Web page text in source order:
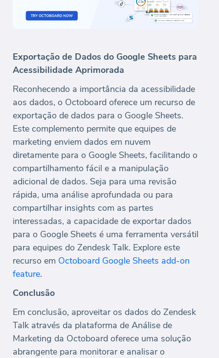
Exportação de Dados do Google Sheets para
Acessibilidade Aprimorada
Reconhecendo a importância da acessibilidade
aos dados, o Octoboard oferece um recurso de
exportação de dados para o Google Sheets.
Este complemento permite que equipes de
marketing enviem dados em nuvem
diretamente para o Google Sheets, facilitando o
compartilhamento fácil e a manipulação
adicional de dados. Seja para uma revisão
rápida, uma análise aprofundada ou para
compartilhar insights com as partes
interessadas, a capacidade de exportar dados
para o Google Sheets é uma ferramenta versátil
para equipes do Zendesk Talk. Explore este
recurso em Octoboard Google Sheets add-on
feature.
Conclusão
Em conclusão, aproveitar os dados do Zendesk
Talk através da plataforma de Análise de
Marketing da Octoboard oferece uma solução
abrangente para monitorar e analisar o